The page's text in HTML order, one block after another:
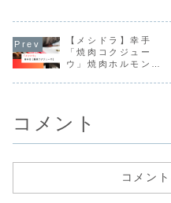
イラストを描いて
があります。
【メシドラ】幸手
「焼肉コクジュー
ウ」焼肉ホルモンラ
コメント
コメン